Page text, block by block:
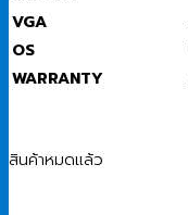
VGA
OS
WARRANTY
สินค้าหมดแล้ว